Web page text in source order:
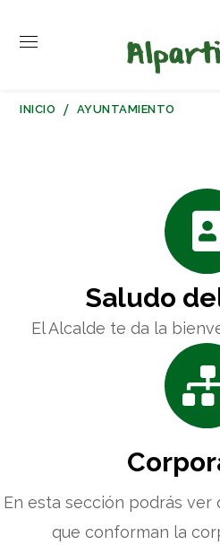
INICIO AYUNTAMIENTO
Saludo
El Alcalde te da la
En esta sección podrás ver
que conforman la